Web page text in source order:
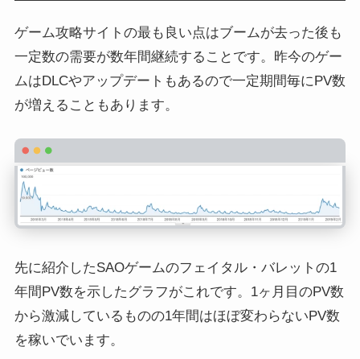
ゲーム攻略サイトの最も良い点はブームが去った後も
一定数の需要が数年間継続することです。昨今のゲー
ムはDLCやアップデートもあるので一定期間毎にPV数
が増えることもあります。
先に紹介したSAOゲームのフェイタル・バレットの1
年間PV数を示したグラフがこれです。1ヶ月目のPV数
から激減しているものの1年間はほぼ変わらないPV数
を稼いでいます。